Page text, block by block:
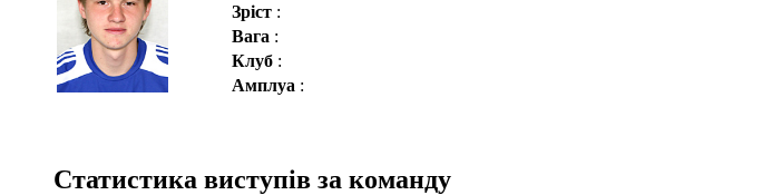
Зріст :
Вага :
Клуб :
Амплуа :
Статистика виступів за команду